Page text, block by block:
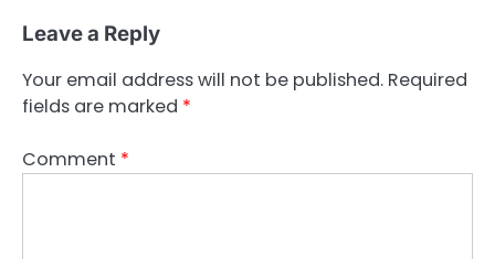
Leave a Reply
Your email address will not be published. Required
fields are marked *
Comment *